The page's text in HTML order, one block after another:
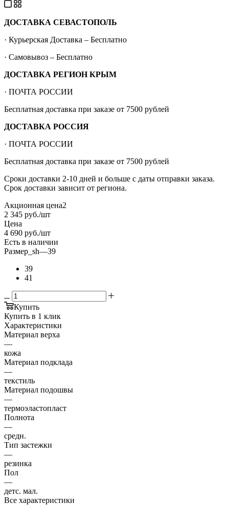
ДОСТАВКА СЕВАСТОПОЛЬ
· Курьерская Доставка – Бесплатно
· Самовывоз – Бесплатно
ДОСТАВКА РЕГИОН КРЫМ
· ПОЧТА РОССИИ
Бесплатная доставка при заказе от 7500 рублей
ДОСТАВКА РОССИЯ
· ПОЧТА РОССИИ
Бесплатная доставка при заказе от 7500 рублей
Сроки доставки 2-10 дней и больше с даты отправки заказа.
Срок доставки зависит от региона.
Акционная цена2
2 345 руб./шт
Цена
4 690 руб./шт
Есть в наличии
Размер_sh—39
39
41
Купить
Купить в 1 клик
Характеристики
Материал верха
—
кожа
Материал подклада
—
текстиль
Материал подошвы
—
термоэластопласт
Полнота
—
средн.
Тип застежки
—
резинка
Пол
—
детс. мал.
Все характеристики